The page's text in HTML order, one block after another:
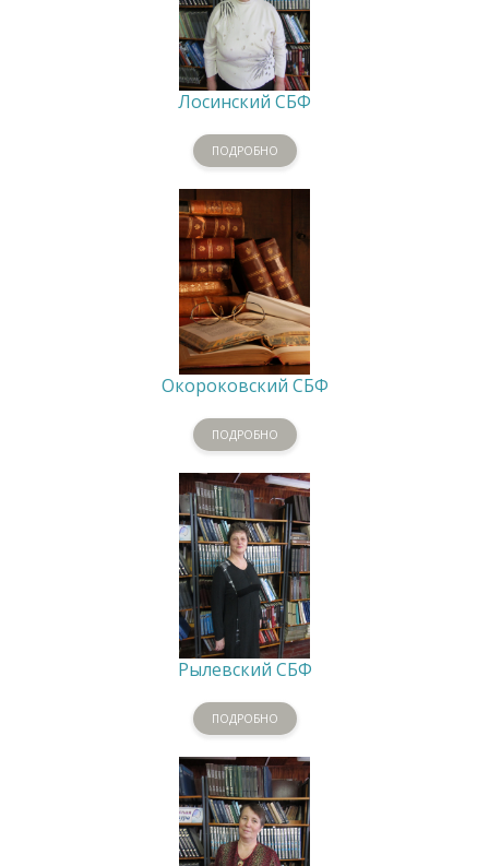
Лосинский СБФ
ПОДРОБНО
Окороковский СБФ
ПОДРОБНО
Рылевский СБФ
ПОДРОБНО